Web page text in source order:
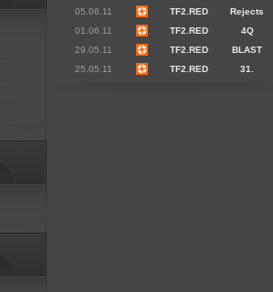
05.06.11
TF2.RED
Rejects
01.06.11
TF2.RED
4Q
29.05.11
TF2.RED
BLAST
25.05.11
TF2.RED 31.